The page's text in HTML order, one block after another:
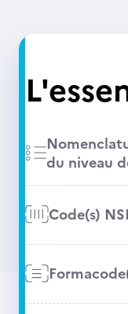
du niveau
Code(s)